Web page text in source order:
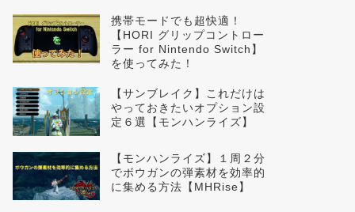
携帯モードでも超快適！
【HORI グリップコントロー
ラー for Nintendo Switch】
を使ってみた！
【サンブレイク】これだけは
やっておきたいオプション設
定６選【モンハンライズ】
【モンハンライズ】１周２分
でボウガンの弾素材を効率的
に集める方法【MHRise】